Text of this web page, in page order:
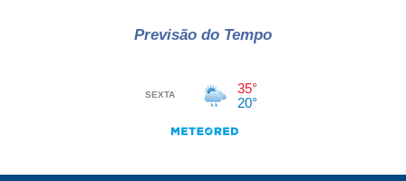
Previsão do Tempo